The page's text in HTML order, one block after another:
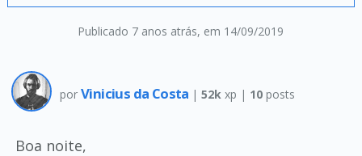
Publicado 7 anos atrás, em 14/09/2019
por Vinicius da Costa |52k xp | 10 posts
Boa noite,